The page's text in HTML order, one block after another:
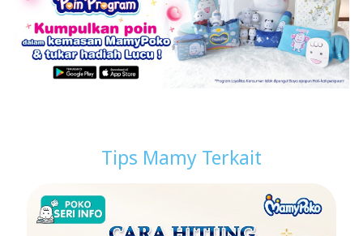
Tips Mamy Terkait